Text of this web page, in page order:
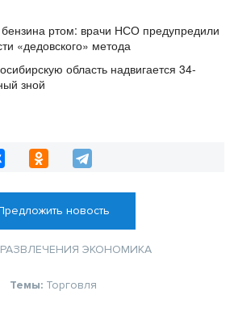
бензина ртом: врачи НСО предупредили
«дедовского» метода
область надвигается 34-
зной
новость
РАЗВЛЕЧЕНИЯ ЭКОНОМИКА
Темы: Торговля